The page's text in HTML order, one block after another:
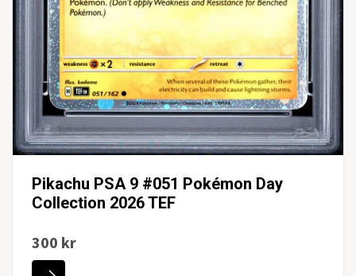
Pikachu PSA 9 #051 Pokémon Day
Collection 2026 TEF
300 kr